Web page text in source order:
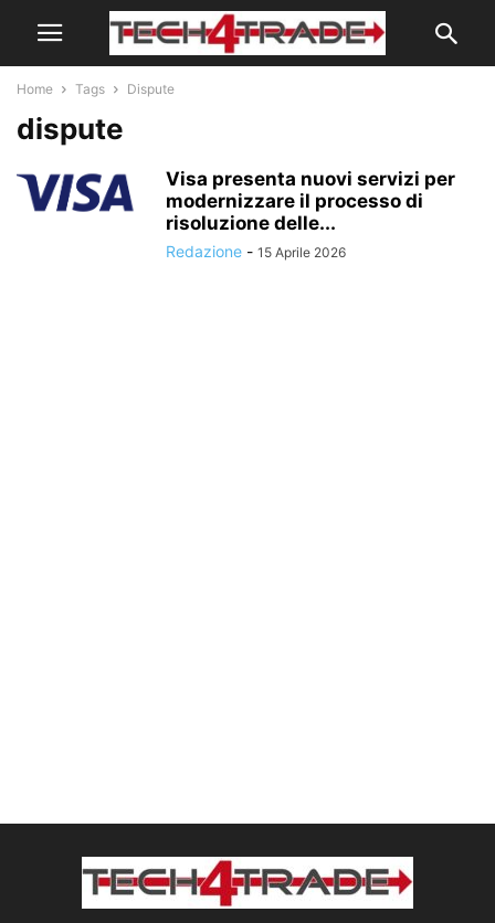
Home Tags Dispute
dispute
Visa presenta nuovi servizi per
modernizzare il processo di
risoluzione delle...
Redazione - 15 Aprile 2026